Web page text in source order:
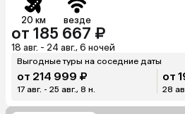
20 км везде
от 185 667 ₽
18 авг. - 24 авг., 6 ночей
Выгодные туры на соседние даты
от 214 999 ₽
17 авг. - 25 авг., 8 н.
от
28